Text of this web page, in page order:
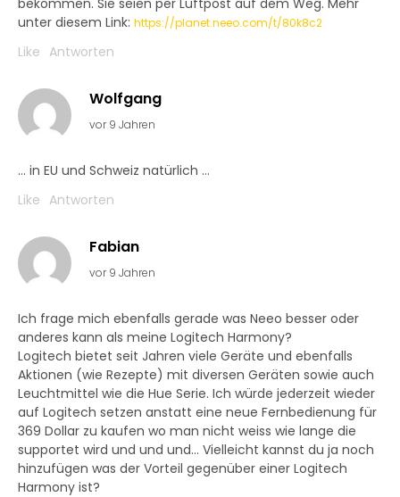
bekommen. Sie seien per Luftpost auf dem Weg. Mehr
unter diesem Link: https://planet.neeo.com/t/80k8c2
Like Antworten
Wolfgang
vor 9 Jahren
… in EU und Schweiz natürlich …
Like Antworten
Fabian
vor 9 Jahren
Ich frage mich ebenfalls gerade was Neeo besser oder
anderes kann als meine Logitech Harmony?
Logitech bietet seit Jahren viele Geräte und ebenfalls
Aktionen (wie Rezepte) mit diversen Geräten sowie auch
Leuchtmittel wie die Hue Serie. Ich würde jederzeit wieder
auf Logitech setzen anstatt eine neue Fernbedienung für
369 Dollar zu kaufen wo man nicht weiss wie lange die
supportet wird und und und… Vielleicht kannst du ja noch
hinzufügen was der Vorteil gegenüber einer Logitech
Harmony ist?